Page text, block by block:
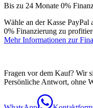
Bis zu 24 Monate 0%
Wähle an der Kasse PayPal
0% Finanzierung zu
Mehr Informationen zur
Fragen vor dem Kauf? Wir
Persönliche Antwort, ohne